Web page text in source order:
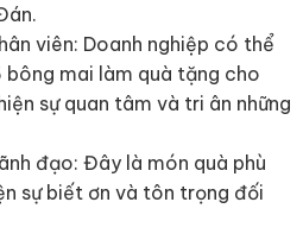
viên: Doanh nghiệp có thể
bông mai làm quà tặng cho
sự quan tâm và tri ân những
đạo: Đây là món quà phù
sự biết ơn và tôn trọng đối